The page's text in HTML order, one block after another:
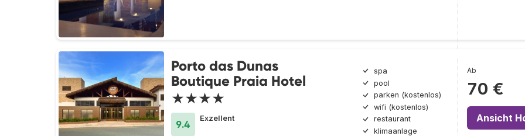
Porto das Dunas
Boutique Praia Hotel
★★★★
9.4
Exzellent
spa
pool
parken (kostenlos)
wifi (kostenlos)
restaurant
klimaanlage
Ab
70 €
Ansicht